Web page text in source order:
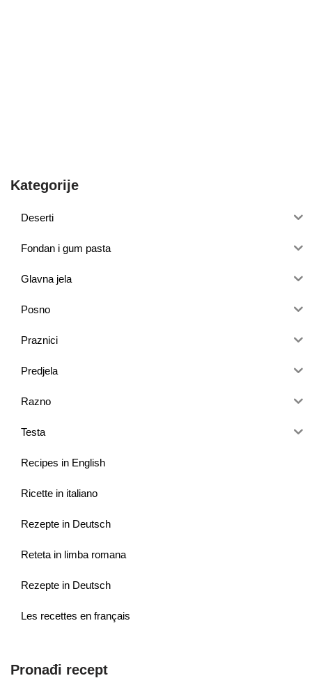
Kategorije
Deserti
Fondan i gum pasta
Glavna jela
Posno
Praznici
Predjela
Razno
Testa
Recipes in English
Ricette in italiano
Rezepte in Deutsch
Reteta in limba romana
Rezepte in Deutsch
Les recettes en français
Pronađi recept